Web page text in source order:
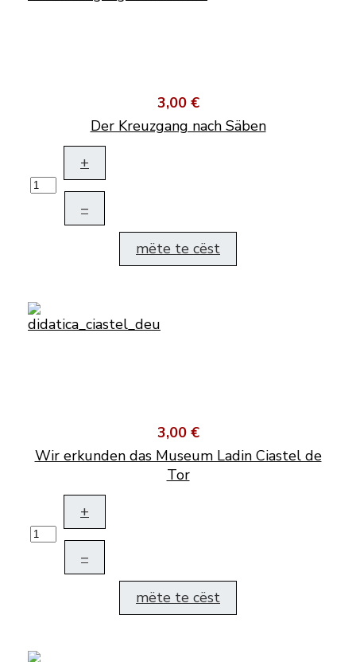
3,00 €
Der Kreuzgang nach Säben
+
–
mëte te cëst
3,00 €
Wir erkunden das Museum Ladin Ciastel de
Tor
+
–
mëte te cëst